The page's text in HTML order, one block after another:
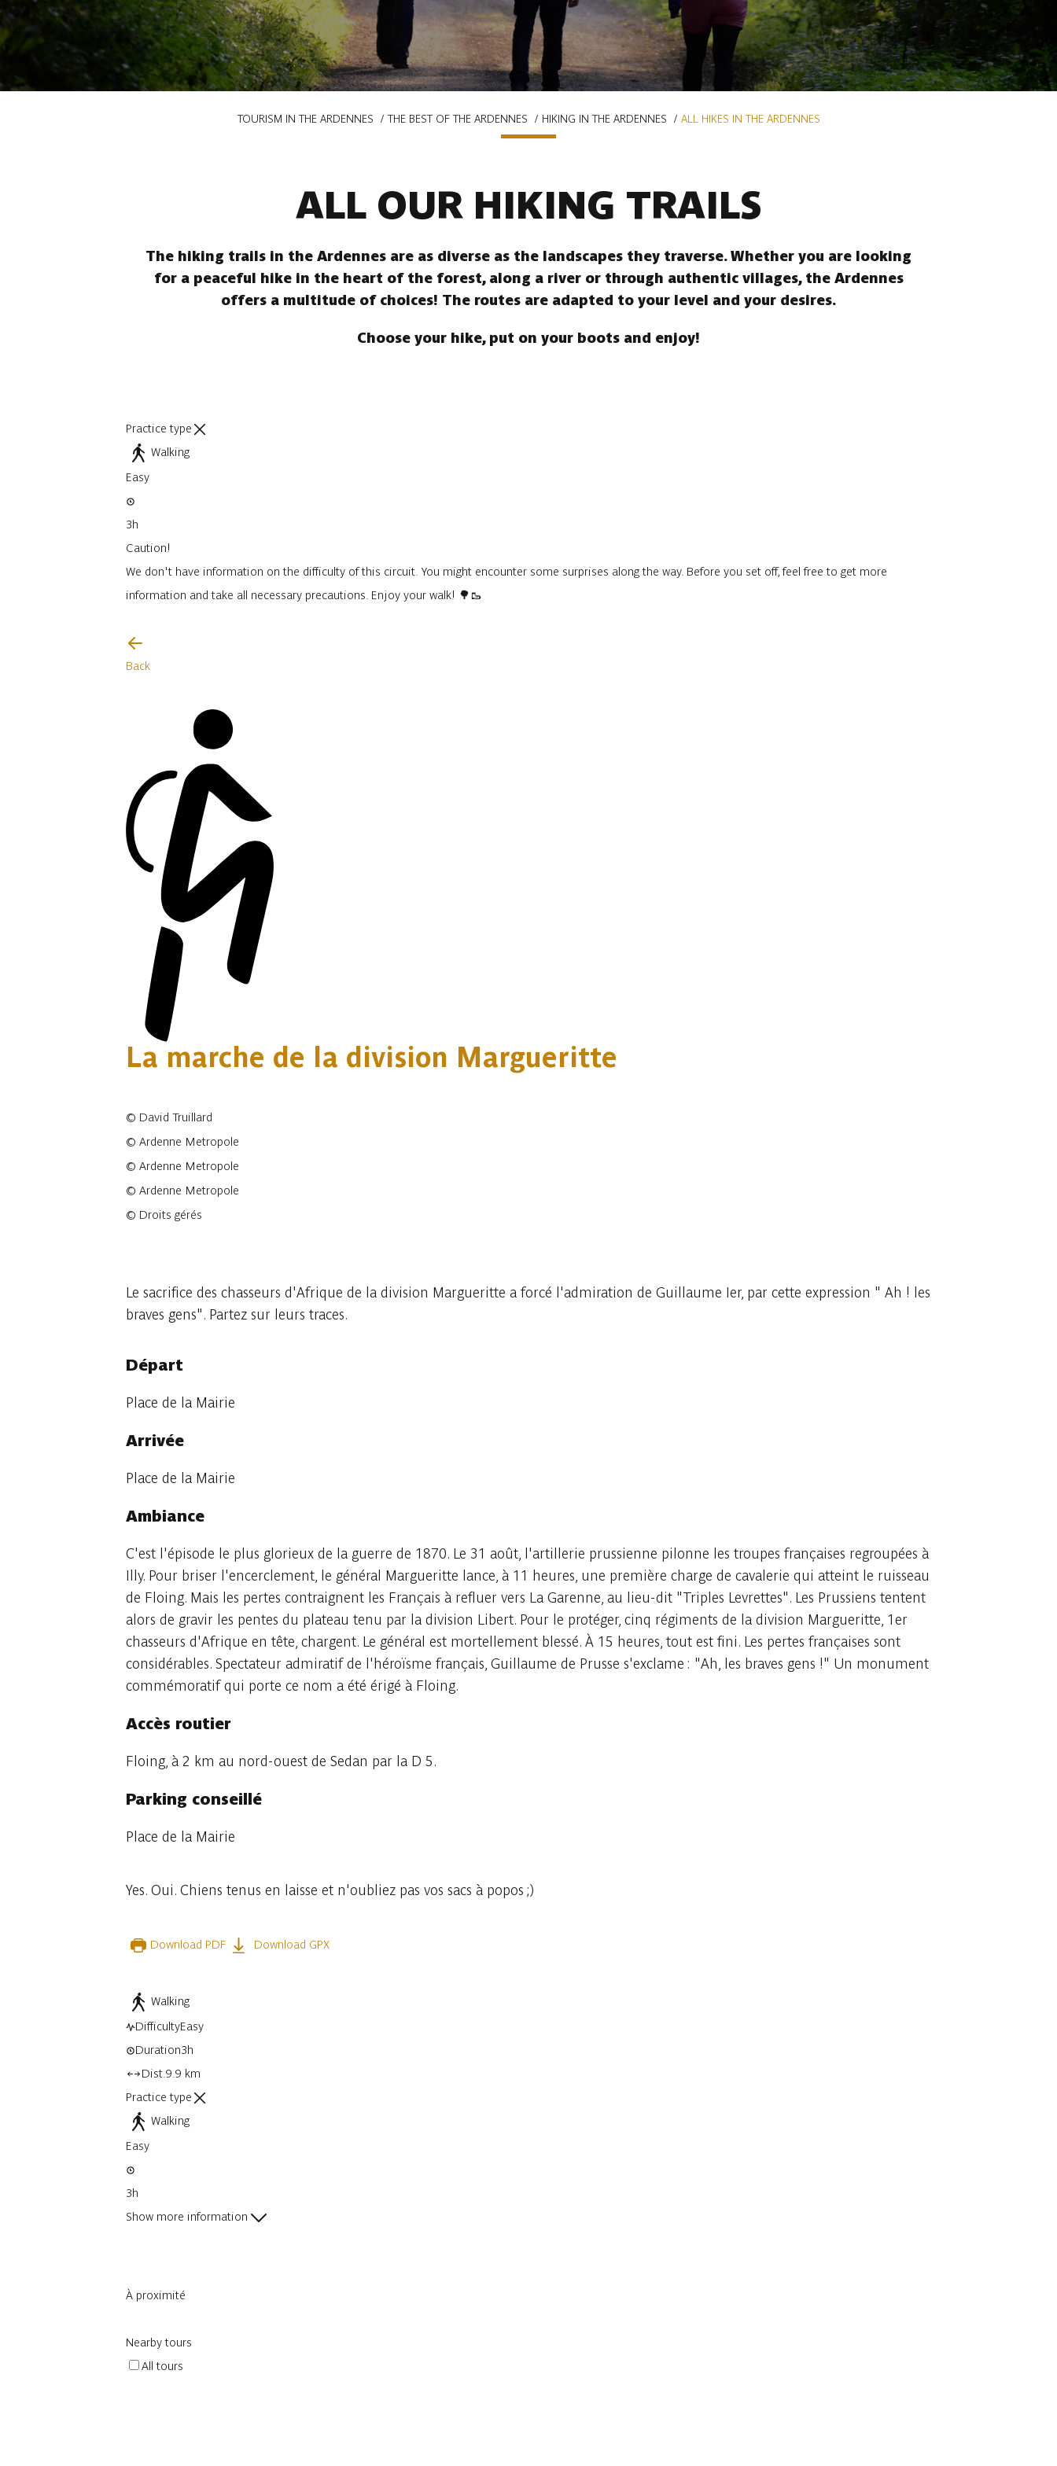
TOURISM IN THE ARDENNES THE BEST OF THE ARDENNES HIKING IN THE ARDENNES ALL HIKES IN THE ARDENNES
ALL OUR HIKING TRAILS
The hiking trails in the Ardennes are as diverse as the landscapes they traverse. Whether you are looking
for a peaceful hike in the heart of the forest, along a river or through authentic villages, the Ardennes
offers a multitude of choices! The routes are adapted to your level and your desires.
Choose your hike, put on your boots and enjoy!
Practice type
Walking
Easy
3h
Caution!
We don't have information on the difficulty of this circuit. You might encounter some surprises along the way. Before you set off, feel free to get more
information and take all necessary precautions. Enjoy your walk! 🌳🥾
Back
La marche de la division Margueritte
© David Truillard
© Ardenne Metropole
© Ardenne Metropole
© Ardenne Metropole
© Droits gérés
Le sacrifice des chasseurs d'Afrique de la division Margueritte a forcé l'admiration de Guillaume Ier, par cette expression " Ah ! les
braves gens". Partez sur leurs traces.
Départ
Place de la Mairie
Arrivée
Place de la Mairie
Ambiance
C'est l'épisode le plus glorieux de la guerre de 1870. Le 31 août, l'artillerie prussienne pilonne les troupes françaises regroupées à
Illy. Pour briser l'encerclement, le général Margueritte lance, à 11 heures, une première charge de cavalerie qui atteint le ruisseau
de Floing. Mais les pertes contraignent les Français à refluer vers La Garenne, au lieu-dit "Triples Levrettes". Les Prussiens tentent
alors de gravir les pentes du plateau tenu par la division Libert. Pour le protéger, cinq régiments de la division Margueritte, 1er
chasseurs d'Afrique en tête, chargent. Le général est mortellement blessé. À 15 heures, tout est fini. Les pertes françaises sont
considérables. Spectateur admiratif de l'héroïsme français, Guillaume de Prusse s'exclame : "Ah, les braves gens !" Un monument
commémoratif qui porte ce nom a été érigé à Floing.
Accès routier
Floing, à 2 km au nord-ouest de Sedan par la D 5.
Parking conseillé
Place de la Mairie
Yes. Oui. Chiens tenus en laisse et n'oubliez pas vos sacs à popos ;)
Download PDF Download GPX
Walking
DifficultyEasy
Duration3h
Dist.9.9 km
Practice type
Walking
Easy
3h
Show more information
À proximité
Nearby tours
All tours